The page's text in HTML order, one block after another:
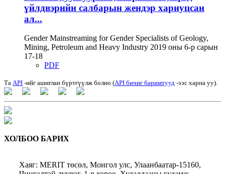
үйлдвэрийн салбарын жендэр хариуцсан
ал...
Gender Mainstreaming for Gender Specialists of Geology,
Mining, Petroleum and Heavy Industry 2019 оны 6-р сарын
17-18
PDF
Та API -ийг ашиглан бүртгүүлж болно (API бичиг баримтууд -ээс харна уу).
ХОЛБОО БАРИХ
Хаяг: MERIT төсөл, Монгол улс, Улаанбаатар-15160,